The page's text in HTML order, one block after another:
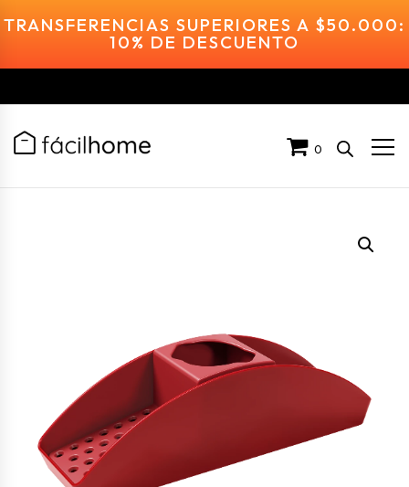
TRANSFERENCIAS SUPERIORES A $50.000:
10% DE DESCUENTO
0